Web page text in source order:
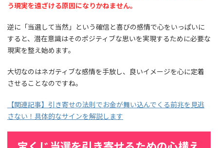
う現実を遠ざける原因になりかねません。
逆に「当選して当然」という確信と喜びの感情で心をいっぱいに
すると、潜在意識はそのポジティブな思いを実現するために必要な
現実を整え始めます。
大切なのはネガティブな感情を手放し、良いイメージを心に定着
させることなのですね。
【関連記事】引き寄せの法則でお金が舞い込んでくる前兆を見逃
さない！具体的なサインを解説します